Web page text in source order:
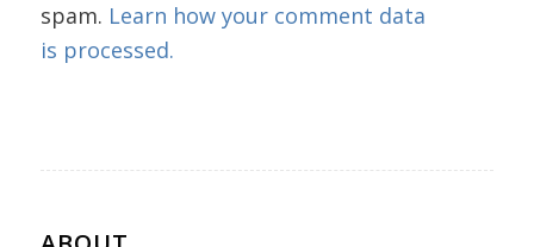
spam. Learn how your comment data
is processed.